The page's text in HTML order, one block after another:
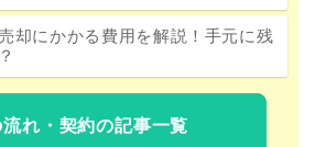
却にかかる費用を解説！手元に残
れ・契約の記事一覧